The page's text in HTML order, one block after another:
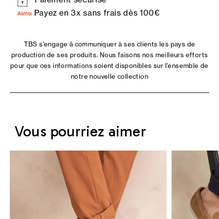
Payez en 3x sans frais dès 100€
TBS s'engage à communiquer à ses clients les pays de
production de ses produits. Nous faisons nos meilleurs efforts
pour que ces informations soient disponibles sur l'ensemble de
notre nouvelle collection
Vous pourriez aimer